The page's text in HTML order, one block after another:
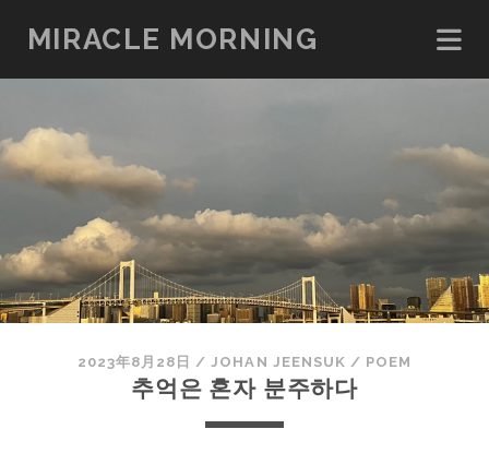
MIRACLE MORNING
2023年8月28日 /JOHAN JEENSUK / POEM
추억은 혼자 분주하다